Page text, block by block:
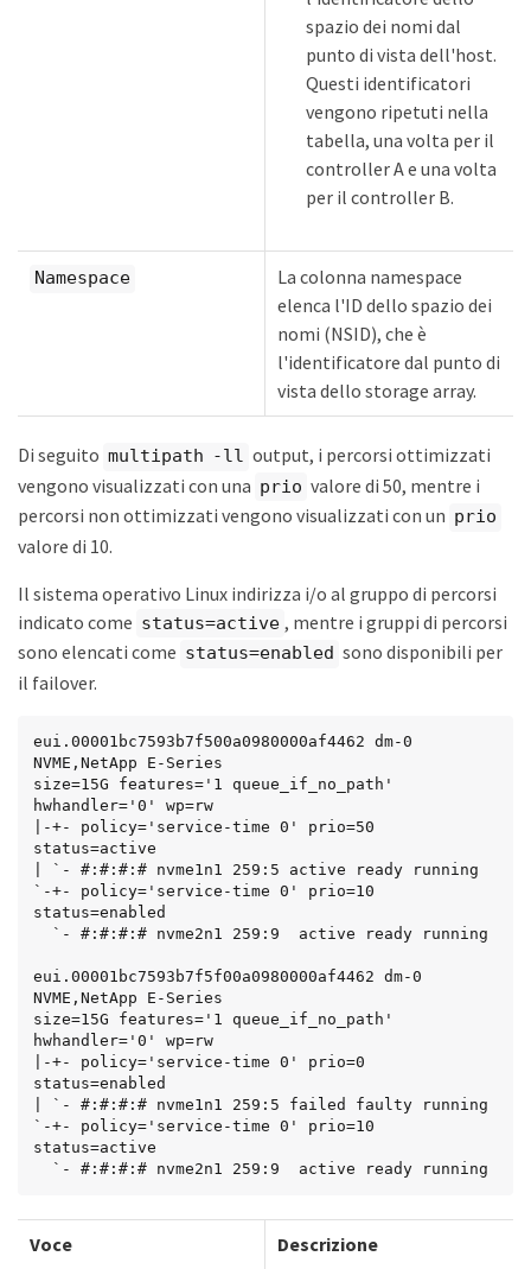
spazio dei nomi dal
punto di vista dell'host.
Questi identificatori
vengono ripetuti nella
tabella, una volta per il
controller A e una volta
per il controller B.
Namespace
La colonna namespace
elenca l'ID dello spazio dei
nomi (NSID), che è
l'identificatore dal punto di
vista dello storage array.
Di seguito multipath -ll output, i percorsi ottimizzati
vengono visualizzati con una prio valore di 50, mentre i
percorsi non ottimizzati vengono visualizzati con un prio
valore di 10.
Il sistema operativo Linux indirizza i/o al gruppo di percorsi
indicato come status=active , mentre i gruppi di percorsi
sono elencati come status=enabled sono disponibili per
il failover.
eui.00001bc7593b7f500a0980000af4462 dm-0
NVME,NetApp E-Series
size=15G features='1 queue_if_no_path'
hwhandler='0' wp=rw
|-+- policy='service-time 0' prio=50
status=active
| `- #:#:#:# nvme1n1 259:5 active ready running
`-+- policy='service-time 0' prio=10
status=enabled
eui.00001bc7593b7f5f00a0980000af4462 dm-0
NVME,NetApp E-Series
size=15G features='1 queue_if_no_path'
hwhandler='0' wp=rw
|-+- policy='service-time 0' prio=0
status=enabled
| `- #:#:#:# nvme1n1 259:5 failed faulty running
`-+- policy='service-time 0' prio=10
status=active
  `- #:#:#:# nvme2n1 259:9  active ready running
Voce Descrizione